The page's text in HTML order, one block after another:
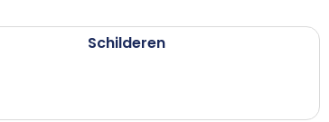
Schilderen